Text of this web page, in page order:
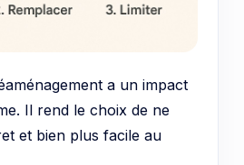
a un impact
Il rend le choix de ne
et bien plus facile au